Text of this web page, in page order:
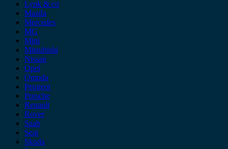
Lynk & co
Mazda
Mercedes
MG
Mini
Mitsubishi
Nissan
Opel
Omoda
Peugeot
Porsche
Renault
Rover
Saab
Seat
Skoda